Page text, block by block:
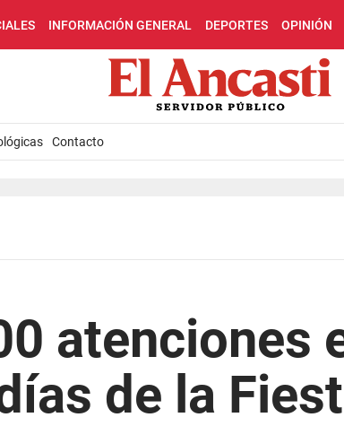
INFORMACIÓN GENERAL DEPORTES OPINIÓN
Contacto
atenciones
de la